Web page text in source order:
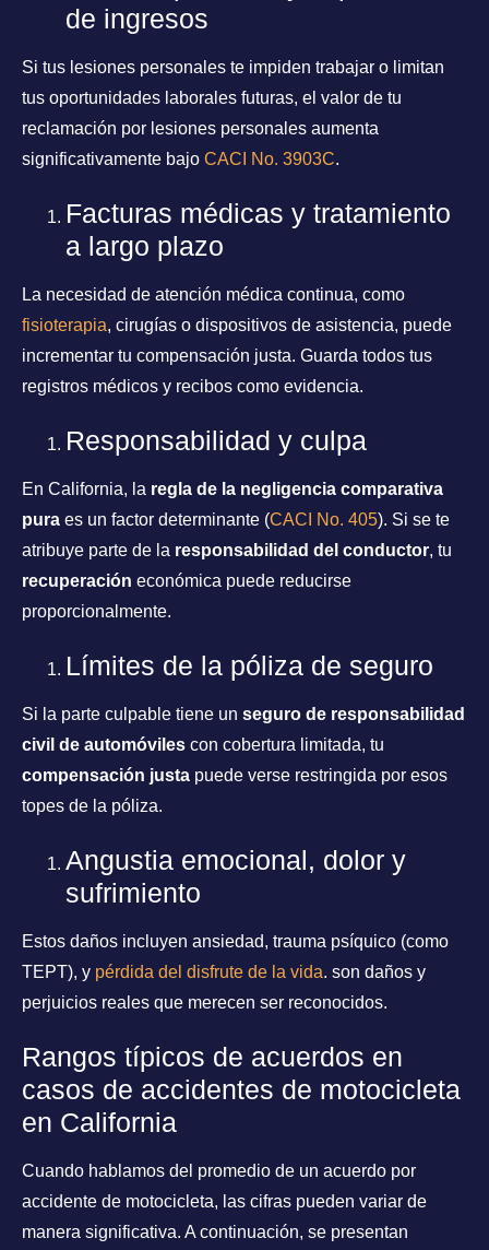
de ingresos
Si tus lesiones personales te impiden trabajar o limitan
tus oportunidades laborales futuras, el valor de tu
reclamación por lesiones personales aumenta
significativamente bajo CACI No. 3903C.
Facturas médicas y tratamiento
a largo plazo
La necesidad de atención médica continua, como
fisioterapia, cirugías o dispositivos de asistencia, puede
incrementar tu compensación justa. Guarda todos tus
registros médicos y recibos como evidencia.
Responsabilidad y culpa
En California, la regla de la negligencia comparativa
pura es un factor determinante (CACI No. 405). Si se te
atribuye parte de la responsabilidad del conductor, tu
recuperación económica puede reducirse
proporcionalmente.
Límites de la póliza de seguro
Si la parte culpable tiene un seguro de responsabilidad
civil de automóviles con cobertura limitada, tu
compensación justa puede verse restringida por esos
topes de la póliza.
Angustia emocional, dolor y
sufrimiento
Estos daños incluyen ansiedad, trauma psíquico (como
TEPT), y pérdida del disfrute de la vida. son daños y
perjuicios reales que merecen ser reconocidos.
Rangos típicos de acuerdos en
casos de accidentes de motocicleta
en California
Cuando hablamos del promedio de un acuerdo por
accidente de motocicleta, las cifras pueden variar de
manera significativa. A continuación, se presentan